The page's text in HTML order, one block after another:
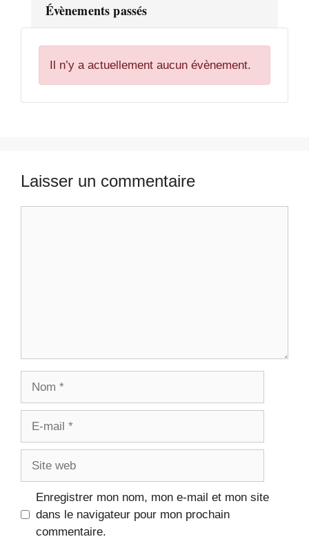
Évènements passés
Il n’y a actuellement aucun évènement.
Laisser un commentaire
Enregistrer mon nom, mon e-mail et mon site
dans le navigateur pour mon prochain
commentaire.